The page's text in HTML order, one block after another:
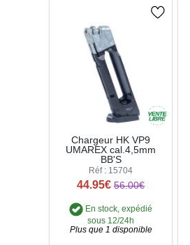
Chargeur HK VP9
UMAREX cal.4,5mm
BB'S
Réf : 15704
44.95€ 56.00€
En stock, expédié
sous 12/24h
Plus que 1 disponible